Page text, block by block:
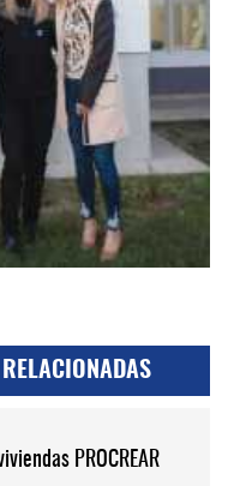
PROCREAR